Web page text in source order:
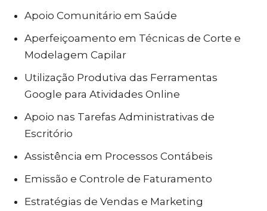
Apoio Comunitário em Saúde
Aperfeiçoamento em Técnicas de Corte e
Modelagem Capilar
Utilização Produtiva das Ferramentas
Google para Atividades Online
Apoio nas Tarefas Administrativas de
Escritório
Assistência em Processos Contábeis
Emissão e Controle de Faturamento
Estratégias de Vendas e Marketing